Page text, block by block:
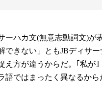
ーハカ文(無意志動詞文)
できない」ともJBディサ
え方が違うからだ。｢私が｣
語ではまったく異なるから